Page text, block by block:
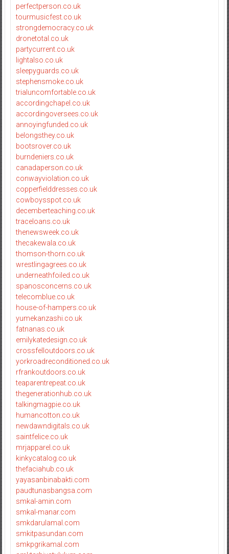
perfectperson.co.uk
tourmusicfest.co.uk
strongdemocracy.co.uk
dronetotal.co.uk
partycurrent.co.uk
lightalso.co.uk
sleepyguards.co.uk
stephensmoke.co.uk
trialuncomfortable.co.uk
accordingchapel.co.uk
accordingoversees.co.uk
annoyingfunded.co.uk
belongsthey.co.uk
bootsrover.co.uk
burndeniers.co.uk
canadaperson.co.uk
conwayviolation.co.uk
copperfielddresses.co.uk
cowboysspot.co.uk
decemberteaching.co.uk
traceloans.co.uk
thenewsweek.co.uk
thecakewala.co.uk
thomson-thorn.co.uk
wrestlingagrees.co.uk
underneathfoiled.co.uk
spanosconcerns.co.uk
telecomblue.co.uk
house-of-hampers.co.uk
yumekanzashi.co.uk
fatnanas.co.uk
emilykatedesign.co.uk
crossfelloutdoors.co.uk
yorkroadreconditioned.co.uk
rfrankoutdoors.co.uk
teaparentrepeat.co.uk
thegenerationhub.co.uk
talkingmagpie.co.uk
humancotton.co.uk
newdawndigitals.co.uk
saintfelice.co.uk
mrjapparel.co.uk
kinkycatalog.co.uk
thefaciahub.co.uk
yayasanbinabakti.com
paudtunasbangsa.com
smkal-amin.com
smkal-manar.com
smkdarulamal.com
smkitpasundan.com
smkpgrikamal.com